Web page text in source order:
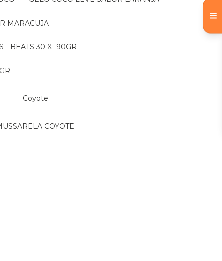
MARACUJA
- BEATS 30 X 190GR
Coyote
MUSSARELA COYOTE